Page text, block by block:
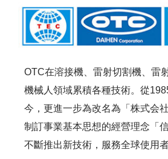
OTC在溶接機、雷射切割機、雷
機械人領域累積各種技術。從
今，更進一步為改名為「株式会
制訂事業基本思想的經營理念「
不斷推出新技術，服務全球使用者